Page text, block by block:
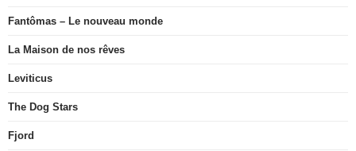
Fantômas – Le nouveau monde
La Maison de nos rêves
Leviticus
The Dog Stars
Fjord